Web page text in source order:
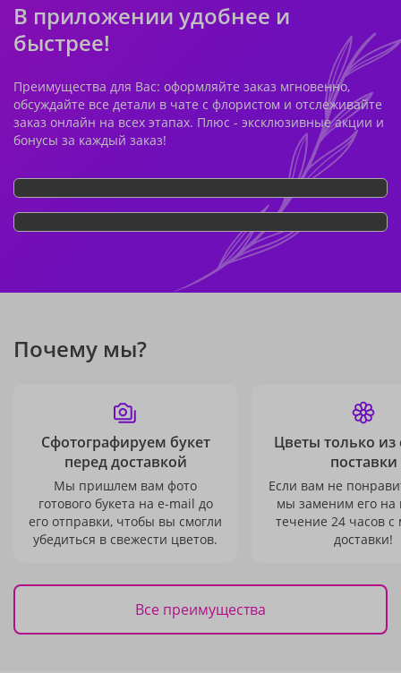
В приложении удобнее и
быстрее!
Преимущества для Вас: оформляйте заказ мгновенно,
обсуждайте все детали в чате с флористом и отслеживайте
заказ онлайн на всех этапах. Плюс - эксклюзивные акции и
бонусы за каждый заказ!
Почему мы?
Сфотографируем букет
перед доставкой
Мы пришлем вам фото
готового букета на e-mail до
его отправки, чтобы вы смогли
убедиться в свежести цветов.
Цветы только из
поставки
Если вам не
мы заменим его на
течение 24 часов с
доставки!
Все преимущества